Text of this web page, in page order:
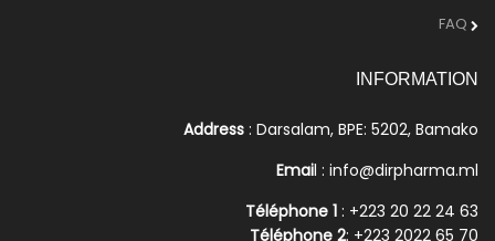
FAQ
INFORMATION
Address : Darsalam, BPE: 5202, Bamako
Email : info@dirpharma.ml
Téléphone 1 : +223 20 22 24 63
Téléphone 2: +223 2022 65 70